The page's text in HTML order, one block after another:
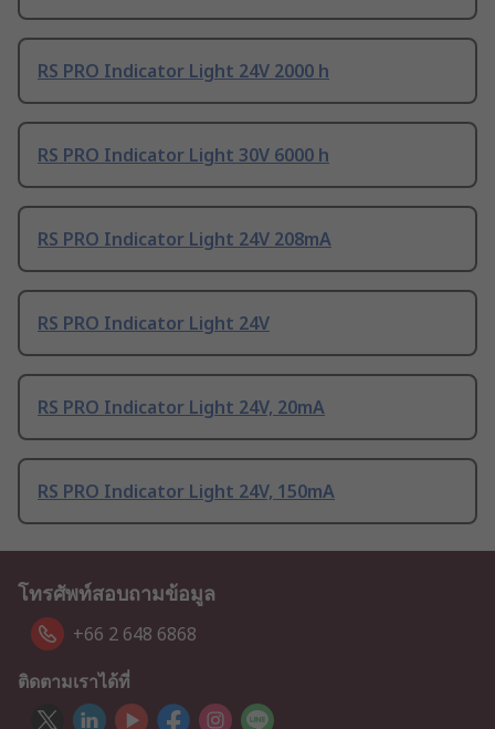
RS PRO Indicator Light 24V 2000 h
RS PRO Indicator Light 30V 6000 h
RS PRO Indicator Light 24V 208mA
RS PRO Indicator Light 24V
RS PRO Indicator Light 24V, 20mA
RS PRO Indicator Light 24V, 150mA
โทรศัพท์สอบถามข้อมูล
+66 2 648 6868
ติดตามเราได้ที่